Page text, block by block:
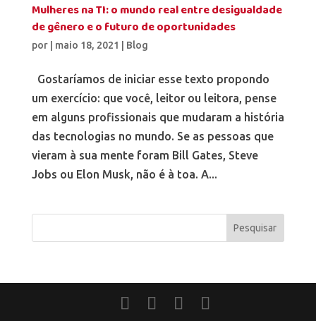
Mulheres na TI: o mundo real entre desigualdade
de gênero e o futuro de oportunidades
por maio 18, 2021 Blog
Gostaríamos de iniciar esse texto propondo
um exercício: que você, leitor ou leitora, pense
em alguns profissionais que mudaram a história
das tecnologias no mundo. Se as pessoas que
vieram à sua mente foram Bill Gates, Steve
Jobs ou Elon Musk, não é à toa. A...